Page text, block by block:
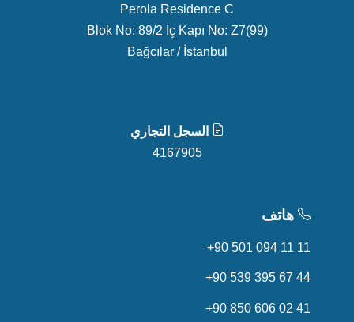
Perola Residence C
Blok No: 89/2 İç Kapı No: Z7(99)
Bağcılar / İstanbul
السجل التجاري
4167905
هاتف
+90 501 094 11 11
+90 539 395 67 44
+90 850 606 02 41